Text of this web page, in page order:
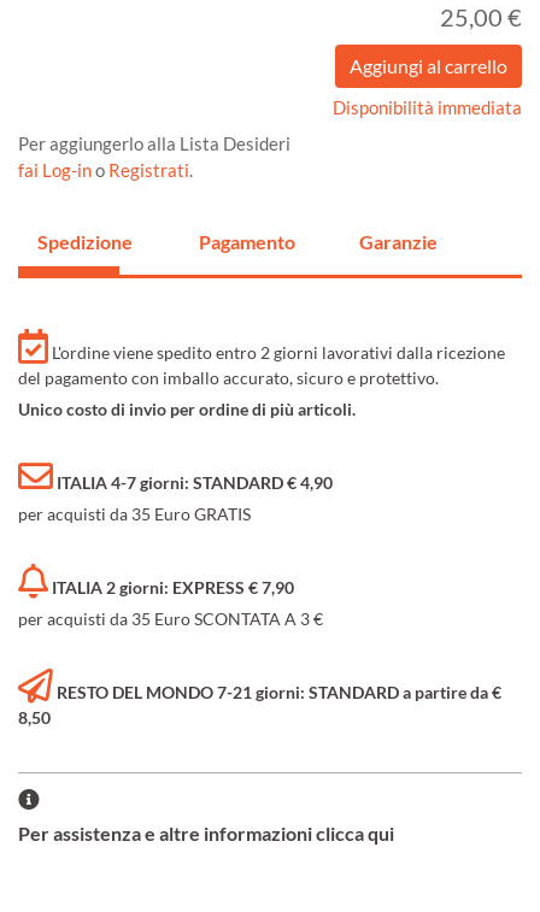
25,00 €
Disponibilità immediata
Per aggiungerlo alla Lista Desideri
fai Log-ino Registrati.
Spedizione Pagamento Garanzie
L'ordine viene spedito entro 2 giorni lavorativi dalla ricezione
del pagamento con imballo accurato, sicuro e protettivo.
Unico costo di invio per ordine di più articoli.
ITALIA 4-7 giorni: STANDARD € 4,90
per acquisti da 35 Euro GRATIS
ITALIA 2 giorni: EXPRESS € 7,90
per acquisti da 35 Euro SCONTATA A 3 €
RESTO DEL MONDO 7-21 giorni: STANDARD a partire da €
8,50
Per assistenza e altre informazioni clicca qui